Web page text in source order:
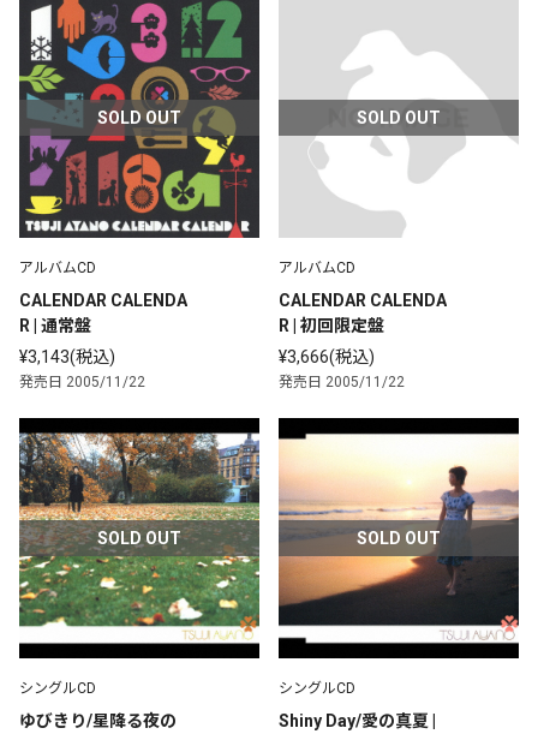
SOLD OUT
アルバムCD
CALENDAR CALENDA
R | 通常盤
¥3,143(税込)
発売日 2005/11/22
SOLD OUT
アルバムCD
CALENDAR CALENDA
R | 初回限定盤
¥3,666(税込)
発売日 2005/11/22
SOLD OUT
シングルCD
ゆびきり/星降る夜の
SOLD OUT
シングルCD
Shiny Day/愛の真夏 |